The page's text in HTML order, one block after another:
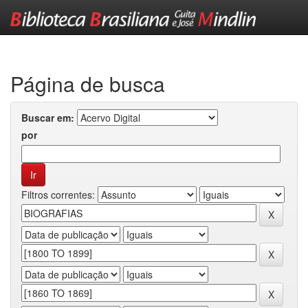
Página de busca
Buscar em:
por
Filtros correntes: